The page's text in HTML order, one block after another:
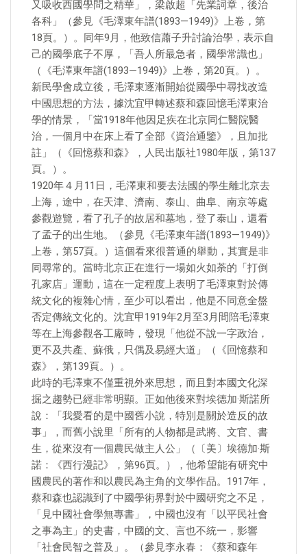
又吸收西國學問之精華」，梁啟超「先業詞章，後治
各科」（參見《毛澤東年譜(1893—1949)》上卷，第
18頁。）。同年9月，他致信蕭子升討論治學，表示自
己的國學底子不厚，「吾人所最急者，國學常識也」
（《毛澤東年譜(1893—1949)》上卷，第20頁。）。
新民學會成立後，毛澤東逐漸開始從國學中尋找改造
中國思想的方法，據沈宜甲轉述蔡和森回憶毛澤東治
學的情景，「當1918年他因足疾在北京同仁醫院醫
治，一個月中在床上看了全部《資治通鑒》，且加批
註」（《回憶蔡和森》，人民出版社1980年版，第137
頁。）。
1920年４月11日，毛澤東和要去法國的學生離北京去
上海，途中，在天津、濟南、泰山、曲阜、南京等處
參觀遊覽，看了孔子的故居和墓地，登了泰山，還看
了孟子的出生地。（參見《毛澤東年譜(1893—1949)》
上卷，第57頁。）這個看來很普通的舉動，其實是非
同尋常的。當時北京正在進行一場如火如荼的「打倒
孔家店」運動，這在一定程度上表明了毛澤東對於傳
統文化的複雜心情，至少可以看出，他是不同意全盤
否定傳統文化的。沈宜甲1919年2月至3月間陪毛澤東
等在上海參觀各工廠時，發現「他從不說一字政治，
更不及共產、蘇俄，只偶及易經大道」（《回憶蔡和
森》，第139頁。）。
此時的毛澤東不僅重視外來思想，而且對本國文化深
掘之趨勢已經非常明顯。正如他後來對埃德加·斯諾所
說：「我愛看的是中國舊小說，特別是關於造反的故
事」，而舊小說里「所有的人物都是武將、文官、書
生，從來沒有一個農民做主人公」（〔美〕埃德加·斯
諾：《西行漫記》，第96頁。），他希望能有研究中
國農民的著作和以農民為主角的文學作品。1917年，
蔡和森也認識到了中國學術界對於中國研究之不足，
「見中國社會學無專書」，中國也沒有「以平民社會
之事為主」的史書，中國的文、言也不統一，影響
「社會民智之普及」。（參見李永春：《蔡和森年